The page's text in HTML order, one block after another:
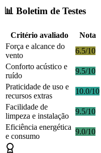
📊 Boletim de Testes
Critério avaliado Nota
Força e alcance do
vento
6.5/10
Conforto acústico e
ruído
9.5/10
Praticidade de uso e
recursos extras
10.0/10
Facilidade de
limpeza e instalação
9.5/10
Eficiência energética
e consumo
9.0/10